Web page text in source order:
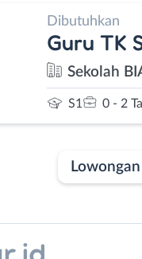
Dibutuhkan
Guru TK
Sekolah
S1 0 - 2